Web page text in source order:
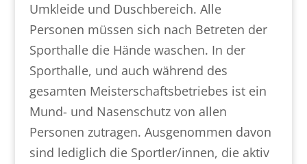
Umkleide und Duschbereich. Alle
Personen müssen sich nach Betreten der
Sporthalle die Hände waschen. In der
Sporthalle, und auch während des
gesamten Meisterschaftsbetriebes ist ein
Mund- und Nasenschutz von allen
Personen zutragen. Ausgenommen davon
sind lediglich die Sportler/innen, die aktiv